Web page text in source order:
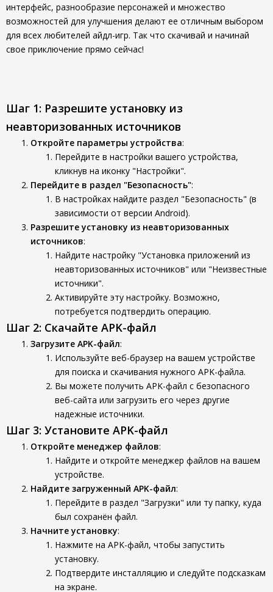
интерфейс, разнообразие персонажей и множество
возможностей для улучшения делают ее отличным выбором
для всех любителей айдл-игр. Так что скачивай и начинай
свое приключение прямо сейчас!
Шаг 1: Разрешите установку из
неавторизованных источников
Откройте параметры устройства:
Перейдите в настройки вашего устройства,
кликнув на иконку "Настройки".
Перейдите в раздел "Безопасность":
В настройках найдите раздел "Безопасность" (в
зависимости от версии Android).
Разрешите установку из неавторизованных
источников:
Найдите настройку "Установка приложений из
неавторизованных источников" или "Неизвестные
источники".
Активируйте эту настройку. Возможно,
потребуется подтвердить операцию.
Шаг 2: Скачайте APK-файл
Загрузите APK-файл:
Используйте веб-браузер на вашем устройстве
для поиска и скачивания нужного APK-файла.
Вы можете получить APK-файл с безопасного
веб-сайта или загрузить его через другие
надежные источники.
Шаг 3: Установите APK-файл
Откройте менеджер файлов:
Найдите и откройте менеджер файлов на вашем
устройстве.
Найдите загруженный APK-файл:
Перейдите в раздел "Загрузки" или ту папку, куда
был сохранён файл.
Начните установку:
Нажмите на APK-файл, чтобы запустить
установку.
Подтвердите инсталляцию и следуйте подсказкам
на экране.